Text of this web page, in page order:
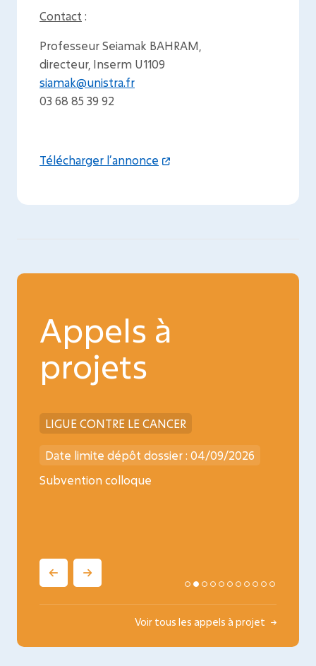
Contact :
Professeur Seiamak BAHRAM,
directeur, Inserm U1109
siamak@unistra.fr
03 68 85 39 92
Télécharger l’annonce
Appels à
projets
LIGUE CONTRE LE CANCER
Date limite dépôt dossier : 04/09/2026
Subvention colloque
Voir tous les appels à projet